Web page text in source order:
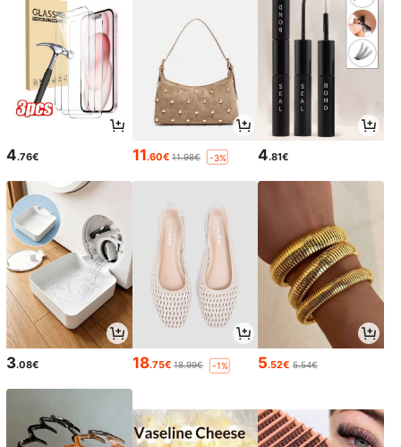
4.76€ 11.60€ 11.98€ -3% 4.81€
3.08€ 18.75€ 18.99€ -1% 5.52€ 5.54€